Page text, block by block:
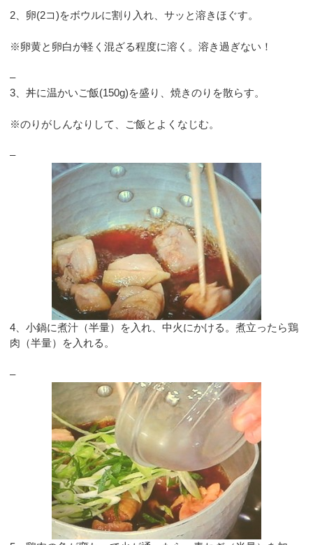
2、卵(2コ)をボウルに割り入れ、サッと溶きほぐす。
※卵黄と卵白が軽く混ざる程度に溶く。溶き過ぎない！
–
3、丼に温かいご飯(150g)を盛り、焼きのりを散らす。
※のりがしんなりして、ご飯とよくなじむ。
–
4、小鍋に煮汁（半量）を入れ、中火にかける。煮立ったら鶏
肉（半量）を入れる。
–